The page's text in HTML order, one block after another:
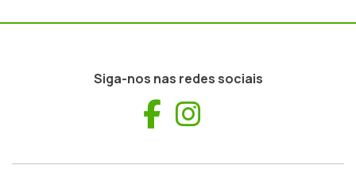
Siga-nos nas redes sociais
Facebook